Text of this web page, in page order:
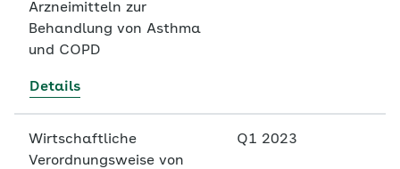
Arzneimitteln zur
Behandlung von Asthma
und COPD
Details
Wirtschaftliche
Verordnungsweise von
Q1 2023